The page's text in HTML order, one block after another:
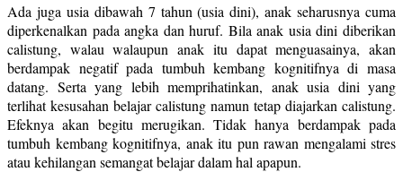
Ada juga usia dibawah 7 tahun (usia dini), anak seharusnya cuma
diperkenalkan pada angka dan huruf. Bila anak usia dini diberikan
calistung, walau walaupun anak itu dapat menguasainya, akan
berdampak negatif pada tumbuh kembang kognitifnya di masa
datang. Serta yang lebih memprihatinkan, anak usia dini yang
terlihat kesusahan belajar calistung namun tetap diajarkan calistung.
Efeknya akan begitu merugikan. Tidak hanya berdampak pada
tumbuh kembang kognitifnya, anak itu pun rawan mengalami stres
atau kehilangan semangat belajar dalam hal apapun.